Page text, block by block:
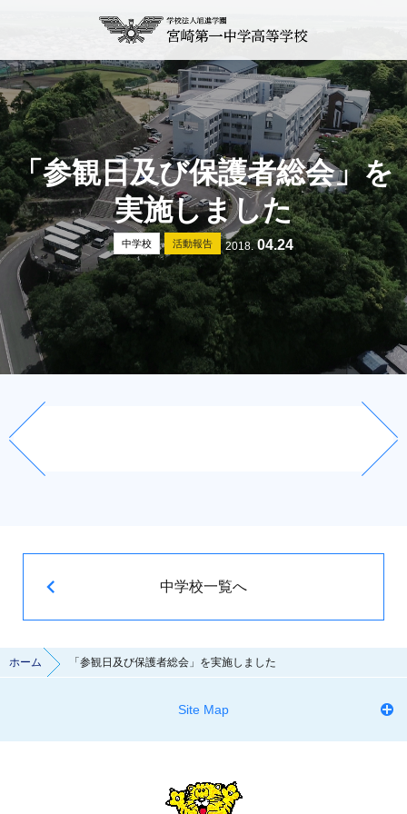
「参観日及び保護者総会」を
実施しました
中学校 活動報告 2018.04.24
中学校一覧へ
ホーム 「参観日及び保護者総会」を実施しました
Site Map